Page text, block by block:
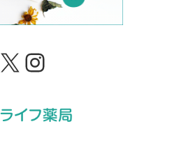
X Instagram